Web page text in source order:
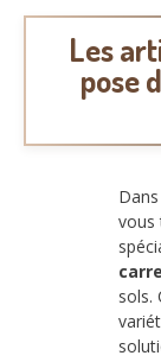
Les
pose
vous
sols.